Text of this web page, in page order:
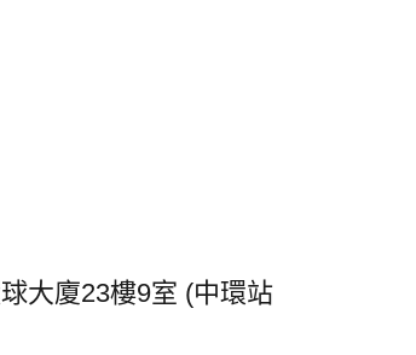
大廈23樓9室 (中環站